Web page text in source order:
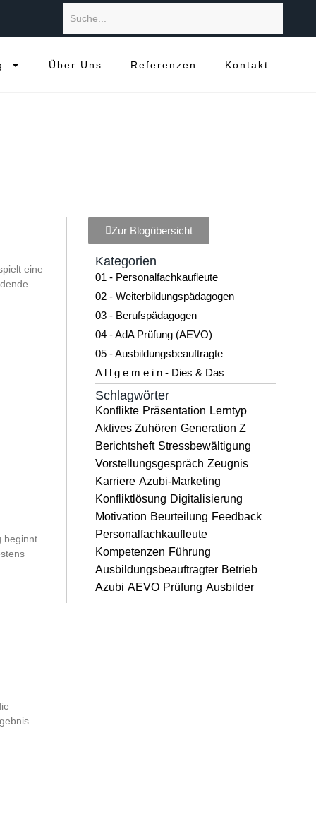
Über Uns Referenzen Kontakt
eine
beginnt
Zur Blogübersicht
Kategorien
01 - Personalfachkaufleute
02 - Weiterbildungspädagogen
03 - Berufspädagogen
04 - AdA Prüfung (AEVO)
05 - Ausbildungsbeauftragte
A l l g e m e i n - Dies & Das
Schlagwörter
Konflikte Präsentation Lerntyp
Aktives Zuhören Generation Z
Berichtsheft Stressbewältigung
Vorstellungsgespräch Zeugnis
Karriere Azubi-Marketing
Konfliktlösung Digitalisierung
Motivation Beurteilung Feedback
Personalfachkaufleute
Kompetenzen Führung
Ausbildungsbeauftragter Betrieb
Azubi AEVO Prüfung Ausbilder